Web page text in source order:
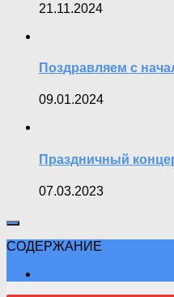
21.11.2024
Поздравляем с
09.01.2024
Праздничный
07.03.2023
СОДЕРЖАНИЕ